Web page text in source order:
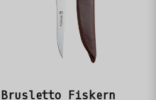
Brusletto Fiskern